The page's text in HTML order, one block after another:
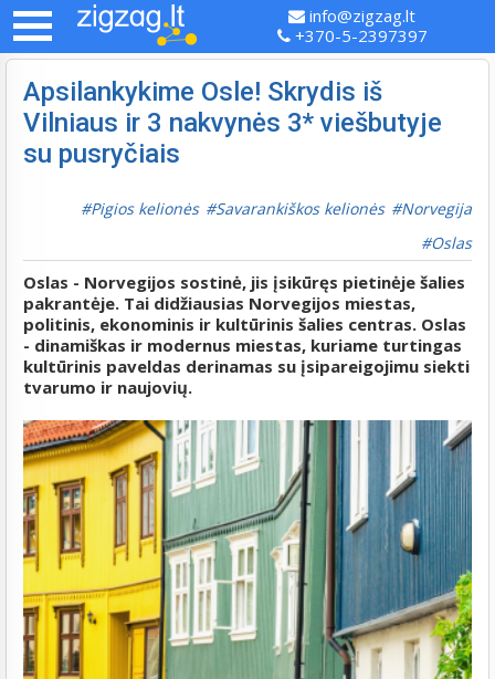
info@zigzag.lt
+370-5-2397397
Apsilankykime Osle! Skrydis iš
Vilniaus ir 3 nakvynės 3* viešbutyje
su pusryčiais
Pigios kelionės Savarankiškos kelionės
Norvegija
Oslas
Oslas - Norvegijos sostinė, jis įsikūręs pietinėje šalies
pakrantėje. Tai didžiausias Norvegijos miestas,
politinis, ekonominis ir kultūrinis šalies centras. Oslas
- dinamiškas ir modernus miestas, kuriame turtingas
kultūrinis paveldas derinamas su įsipareigojimu siekti
tvarumo ir naujovių.